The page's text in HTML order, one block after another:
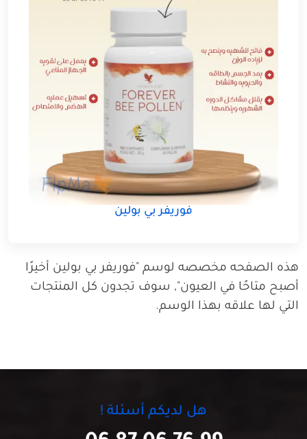
فوريفر بي بولين
هذه الصفحه مخصصه لوسم "فوريفر بي بولين أخيرًا
أصبح متاحًا في العيون", سوف تجدون كل المنتجات
التي لها علاقه بهذا الوسم.
هل لديكم أسئلة !